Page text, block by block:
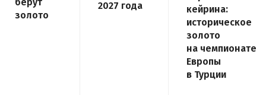
золото
2027 года
кейрина:
историческое
золото
на чемпионате
Европы
в Турции